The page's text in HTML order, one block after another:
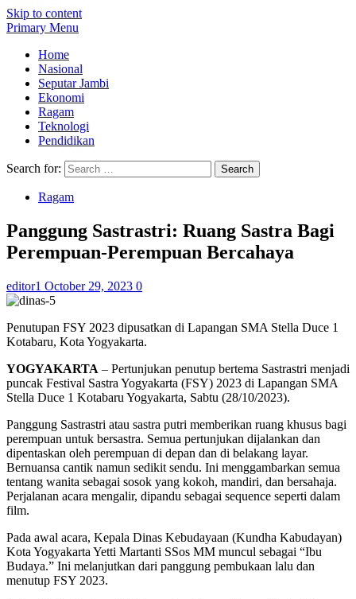
Skip to content
Primary Menu
Home
Nasional
Seputar Jambi
Ekonomi
Ragam
Teknologi
Pendidikan
Search for:
Ragam
Panggung Sastrastri: Ruang Sastra Bagi
Perempuan-Perempuan Bercahaya
editor1 October 29, 2023 0
Penutupan FSY 2023 dipusatkan di Lapangan SMA Stella Duce 1
Kotabaru, Kota Yogyakarta.
YOGYAKARTA – Pertunjukan penutup bertema Sastrastri menjadi
puncak Festival Sastra Yogyakarta (FSY) 2023 di Lapangan SMA
Stella Duce 1 Kotabaru Yogyakarta, Sabtu (28/10/2023).
Panggung Sastrastri atau sastra putri memberikan ruang khusus bagi
perempuan untuk bersastra. Semua pertunjukan dijalankan dan
dipentaskan oleh perempuan di depan dan di belakang layar.
Bernuansa cantik namun sedikit sendu. Ini menggambarkan semua
tentang wanita sebagai sosok yang kokoh, mandiri, dan bersahaja.
Perjalanan acara mengalir, dipandu sebagai sequence seperti dalam
film.
Pada awal acara, Kepala Dinas Kebudayaan (Kundha Kabudayan)
Kota Yogyakarta Yetti Martanti SSos MM muncul sebagai “Ibu
Budaya.” Ini melanjutkan dari panggung pembukaan lalu dan
menutup FSY 2023.